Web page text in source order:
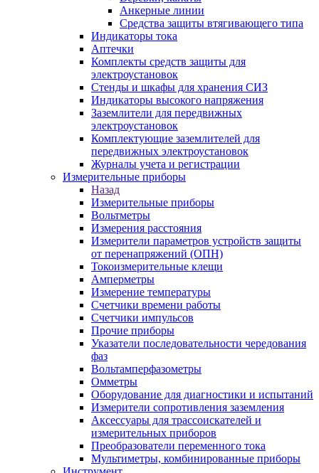
Анкерные линии
Средства защиты втягивающего типа
Индикаторы тока
Аптечки
Комплекты средств защиты для
электроустановок
Стенды и шкафы для хранения СИЗ
Индикаторы высокого напряжения
Заземлители для передвижных
электроустановок
Комплектующие заземлителей для
передвижных электроустановок
Журналы учета и регистрации
Измерительные приборы
Назад
Измерительные приборы
Вольтметры
Измерения расстояния
Измерители параметров устройств защиты
от перенапряжений (ОПН)
Токоизмерительные клещи
Амперметры
Измерение температуры
Счетчики времени работы
Счетчики импульсов
Прочие приборы
Указатели последовательности чередования
фаз
Вольтамперфазометры
Омметры
Оборудование для диагностики и испытаний
Измерители сопротивления заземления
Аксессуары для трассоискателей и
измерительных приборов
Преобразователи переменного тока
Мультиметры, комбинированные приборы